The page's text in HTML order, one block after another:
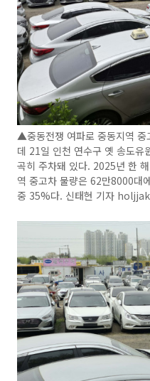
▲중동전쟁 여파로 중동지역 중
데 21일 인천 연수구 옛 송도유
곡히 주차돼 있다. 2025년 한
역 중고차 물량은 62만8000대
중 35%다. 신태현 기자